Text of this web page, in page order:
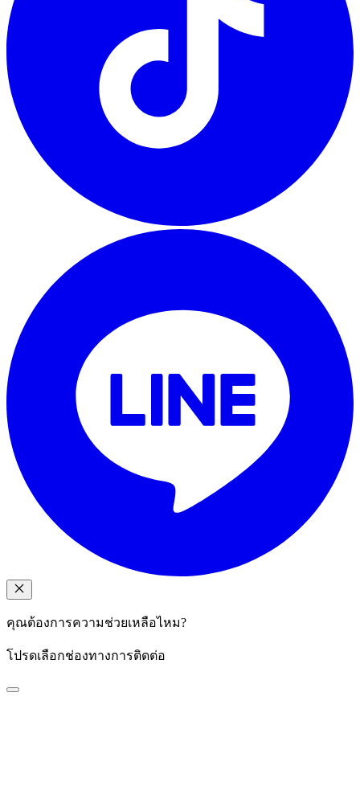
คุณต้องการความช่วยเหลือไหม?
โปรดเลือกช่องทางการติดต่อ